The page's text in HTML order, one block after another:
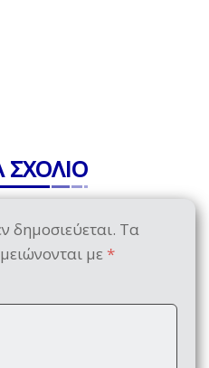
ΣΧΟΛΙΟ
δημοσιεύεται. Τα
με *